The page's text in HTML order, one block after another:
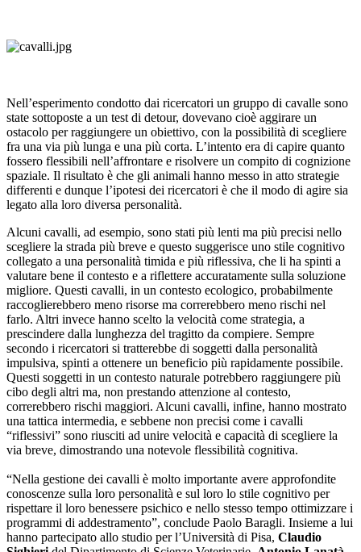
Nell’esperimento condotto dai ricercatori un gruppo di cavalle sono
state sottoposte a un test di detour, dovevano cioè aggirare un
ostacolo per raggiungere un obiettivo, con la possibilità di scegliere
fra una via più lunga e una più corta. L’intento era di capire quanto
fossero flessibili nell’affrontare e risolvere un compito di cognizione
spaziale. Il risultato è che gli animali hanno messo in atto strategie
differenti e dunque l’ipotesi dei ricercatori è che il modo di agire sia
legato alla loro diversa personalità.
Alcuni cavalli, ad esempio, sono stati più lenti ma più precisi nello
scegliere la strada più breve e questo suggerisce uno stile cognitivo
collegato a una personalità timida e più riflessiva, che li ha spinti a
valutare bene il contesto e a riflettere accuratamente sulla soluzione
migliore. Questi cavalli, in un contesto ecologico, probabilmente
raccoglierebbero meno risorse ma correrebbero meno rischi nel
farlo. Altri invece hanno scelto la velocità come strategia, a
prescindere dalla lunghezza del tragitto da compiere. Sempre
secondo i ricercatori si tratterebbe di soggetti dalla personalità
impulsiva, spinti a ottenere un beneficio più rapidamente possibile.
Questi soggetti in un contesto naturale potrebbero raggiungere più
cibo degli altri ma, non prestando attenzione al contesto,
correrebbero rischi maggiori. Alcuni cavalli, infine, hanno mostrato
una tattica intermedia, e sebbene non precisi come i cavalli
“riflessivi” sono riusciti ad unire velocità e capacità di scegliere la
via breve, dimostrando una notevole flessibilità cognitiva.
“Nella gestione dei cavalli è molto importante avere approfondite
conoscenze sulla loro personalità e sul loro lo stile cognitivo per
rispettare il loro benessere psichico e nello stesso tempo ottimizzare i
programmi di addestramento”, conclude Paolo Baragli. Insieme a lui
hanno partecipato allo studio per l’Università di Pisa, Claudio